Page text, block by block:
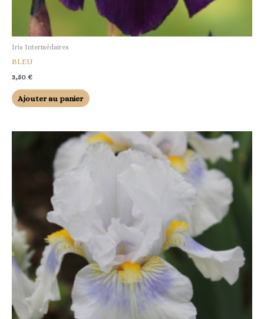
Iris Intermédaires
BLEU
3,50 €
Ajouter au panier